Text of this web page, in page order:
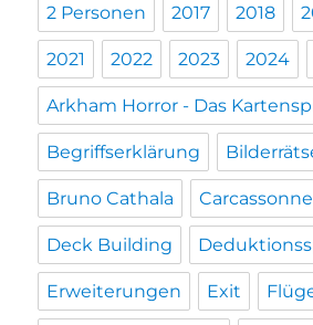
2 Personen 2017 2018
2021 2022 2023 2024
Arkham Horror - Das
Begriffserklärung
Bruno Cathala Carcassonne
Deck Building
Erweiterungen Exit